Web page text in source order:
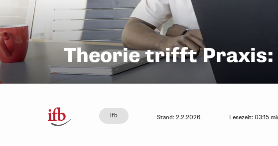
Theorie trifft Praxis:
ifb Stand:2.2.2026 Lesezeit: 03:15